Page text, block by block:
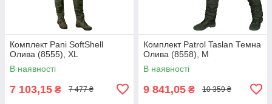
Комплект Pani SoftShell
Олива (8555), XL
В наявності
7 103,15 ₴ 7 477 ₴
Комплект Patrol Taslan Темна
Олива (8558), M
В наявності
9 841,05 ₴ 10 359 ₴